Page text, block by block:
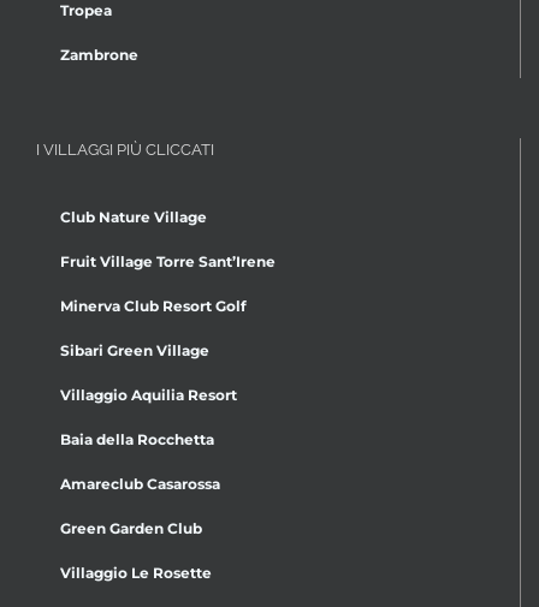
Tropea
Zambrone
I VILLAGGI PIÙ CLICCATI
Club Nature Village
Fruit Village Torre Sant’Irene
Minerva Club Resort Golf
Sibari Green Village
Villaggio Aquilia Resort
Baia della Rocchetta
Amareclub Casarossa
Green Garden Club
Villaggio Le Rosette